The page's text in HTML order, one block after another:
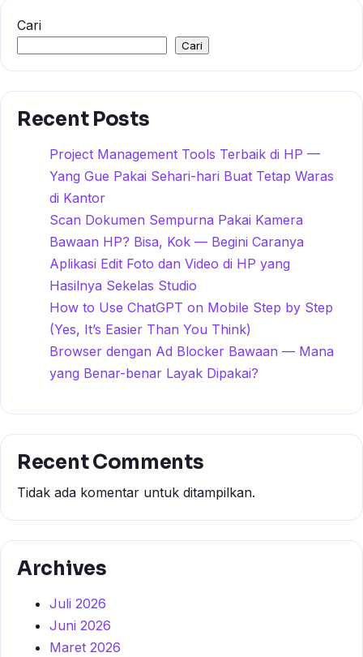
Cari
Cari
Recent Posts
Project Management Tools Terbaik di HP —
Yang Gue Pakai Sehari-hari Buat Tetap Waras
di Kantor
Scan Dokumen Sempurna Pakai Kamera
Bawaan HP? Bisa, Kok — Begini Caranya
Aplikasi Edit Foto dan Video di HP yang
Hasilnya Sekelas Studio
How to Use ChatGPT on Mobile Step by Step
(Yes, It’s Easier Than You Think)
Browser dengan Ad Blocker Bawaan — Mana
yang Benar-benar Layak Dipakai?
Recent Comments
Tidak ada komentar untuk ditampilkan.
Archives
Juli 2026
Juni 2026
Maret 2026